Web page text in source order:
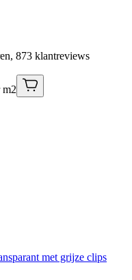
873 klantreviews
m2
met grijze clips